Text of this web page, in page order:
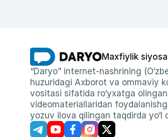
Maxfiylik
“Daryo” internet-nashrining
huzuridagi Axborot va ommaviy
vositasi sifatida ro‘yxatga
videomateriallaridan
yozuv ilova qilingan taqdirda yo‘l